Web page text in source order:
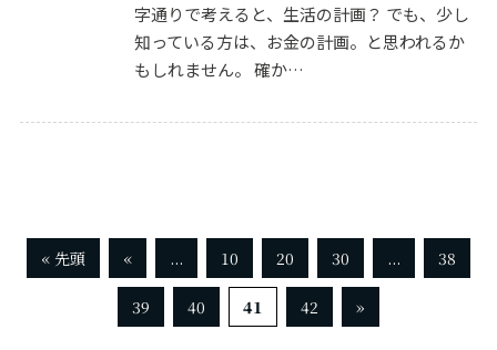
字通りで考えると、生活の計画？ でも、少し
知っている方は、お金の計画。と思われるか
もしれません。 確か…
« 先頭 « ... 10 20 30 ... 38
39 40 41 42 »